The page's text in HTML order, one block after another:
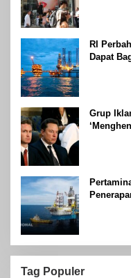
RI
Dapat
Grup
Tag Populer